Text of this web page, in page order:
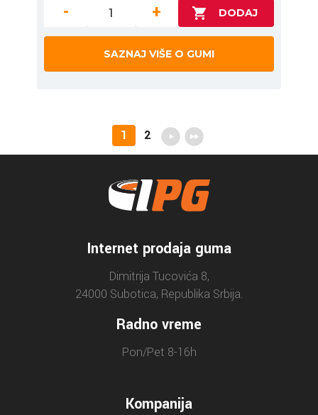
- +
SAZNAJ VIŠE O GUMI
1 2
Internet prodaja guma
Dimitrija Tucovića 8,
24000 Subotica, Republika Srbija.
Radno vreme
Pon/Pet 8-16h
Kompanija